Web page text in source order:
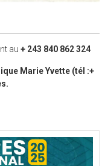
au+ 243 840 862 324
Marie Yvette (tél :+